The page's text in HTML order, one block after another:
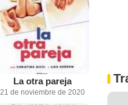
La otra pareja
21 de noviembre de 2020